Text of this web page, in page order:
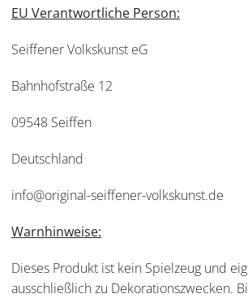
EU Verantwortliche Person:
Seiffener Volkskunst eG
Bahnhofstraße 12
09548 Seiffen
Deutschland
info@original-seiffener-volkskunst.de
Warnhinweise:
Dieses Produkt ist kein Spielzeug und
ausschließlich zu Dekorationszwecken.